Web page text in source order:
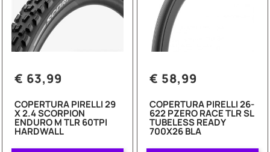
€ 63,99
COPERTURA PIRELLI 29
X 2.4 SCORPION
ENDURO M TLR 60TPI
HARDWALL
€ 58,99
COPERTURA PIRELLI 26-
622 PZERO RACE TLR SL
TUBELESS READY
700X26 BLA